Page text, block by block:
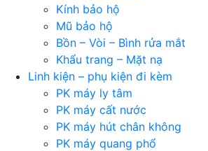
Kính bảo hộ
Mũ bảo hộ
Bồn – Vòi – Bình rửa mắt
Khẩu trang – Mặt nạ
Linh kiện – phụ kiện đi kèm
PK máy ly tâm
PK máy cất nước
PK máy hút chân không
PK máy quang phổ